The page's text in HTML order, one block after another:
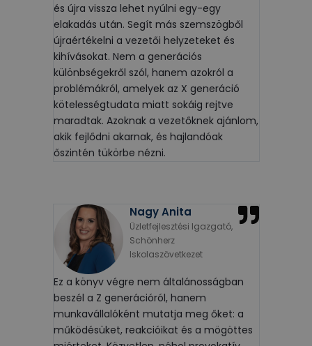
és újra vissza lehet nyúlni egy-egy
elakadás után. Segít más szemszögből
újraértékelni a vezetői helyzeteket és
kihívásokat. Nem a generációs
különbségekről szól, hanem azokról a
problémákról, amelyek az X generáció
kötelességtudata miatt sokáig rejtve
maradtak. Azoknak a vezetőknek ajánlom,
akik fejlődni akarnak, és hajlandóak
őszintén tükörbe nézni.
Nagy Anita
Üzletfejlesztési Igazgató,
Schönherz
Iskolaszövetkezet
Ez a könyv végre nem általánosságban
beszél a Z generációról, hanem
munkavállalóként mutatja meg őket: a
működésüket, reakcióikat és a mögöttes